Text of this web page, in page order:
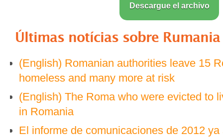
Descargue el archivo
Últimas notícias sobre Rumania
(English) Romanian authorities leave 15
homeless and many more at risk
(English) The Roma who were evicted to
in Romania
El informe de comunicaciones de 2012